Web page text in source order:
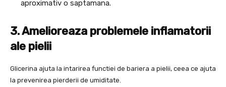
aproximativ o saptamana.
3. Amelioreaza problemele inflamatorii
ale pielii
Glicerina ajuta la intarirea functiei de bariera a pielii, ceea ce ajuta
la prevenirea pierderii de umiditate.